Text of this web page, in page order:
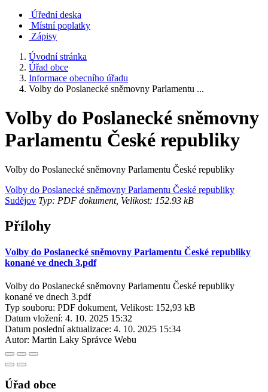
Úřední deska
Místní poplatky
Zápisy
Úvodní stránka
Úřad obce
Informace obecního úřadu
Volby do Poslanecké sněmovny Parlamentu ...
Volby do Poslanecké sněmovny
Parlamentu České republiky
Volby do Poslanecké sněmovny Parlamentu České republiky
Volby do Poslanecké sněmovny Parlamentu České republiky
Sudějov Typ: PDF dokument, Velikost: 152.93 kB
Přílohy
Volby do Poslanecké sněmovny Parlamentu České republiky
konané ve dnech 3.pdf
Volby do Poslanecké sněmovny Parlamentu České republiky
konané ve dnech 3.pdf
Typ souboru: PDF dokument, Velikost: 152,93 kB
Datum vložení: 4. 10. 2025 15:32
Datum poslední aktualizace: 4. 10. 2025 15:34
Autor: Martin Laky Správce Webu
Úřad obce